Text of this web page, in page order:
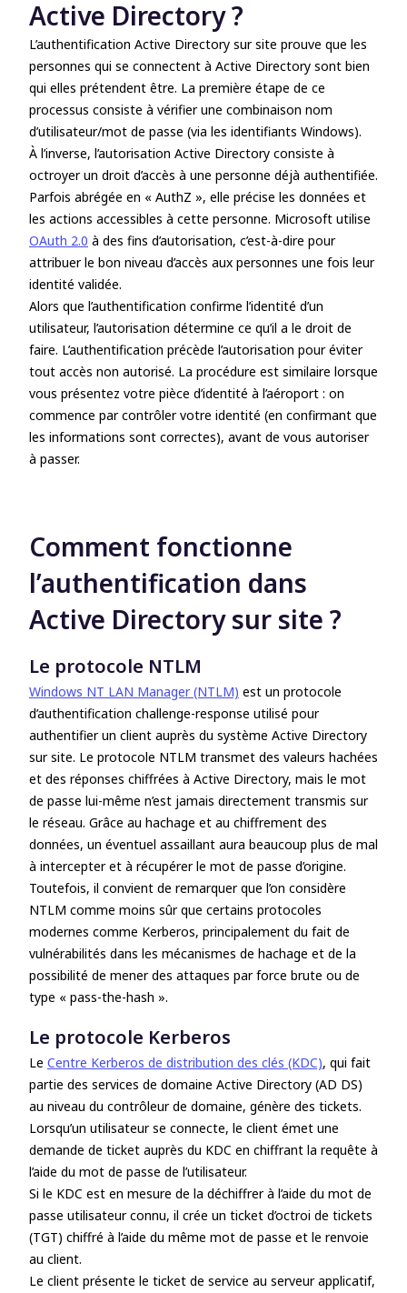
Active Directory ?
L’authentification Active Directory sur site prouve que les
personnes qui se connectent à Active Directory sont bien
qui elles prétendent être. La première étape de ce
processus consiste à vérifier une combinaison nom
d’utilisateur/mot de passe (via les identifiants Windows).
À l’inverse, l’autorisation Active Directory consiste à
octroyer un droit d’accès à une personne déjà authentifiée.
Parfois abrégée en « AuthZ », elle précise les données et
les actions accessibles à cette personne. Microsoft utilise
OAuth 2.0 à des fins d’autorisation, c’est-à-dire pour
attribuer le bon niveau d’accès aux personnes une fois leur
identité validée.
Alors que l’authentification confirme l’identité d’un
utilisateur, l’autorisation détermine ce qu’il a le droit de
faire. L’authentification précède l’autorisation pour éviter
tout accès non autorisé. La procédure est similaire lorsque
vous présentez votre pièce d’identité à l’aéroport : on
commence par contrôler votre identité (en confirmant que
les informations sont correctes), avant de vous autoriser
à passer.
Comment fonctionne
l’authentification dans
Active Directory sur site ?
Le protocole NTLM
Windows NT LAN Manager (NTLM) est un protocole
d’authentification challenge-response utilisé pour
authentifier un client auprès du système Active Directory
sur site. Le protocole NTLM transmet des valeurs hachées
et des réponses chiffrées à Active Directory, mais le mot
de passe lui-même n’est jamais directement transmis sur
le réseau. Grâce au hachage et au chiffrement des
données, un éventuel assaillant aura beaucoup plus de mal
à intercepter et à récupérer le mot de passe d’origine.
Toutefois, il convient de remarquer que l’on considère
NTLM comme moins sûr que certains protocoles
modernes comme Kerberos, principalement du fait de
vulnérabilités dans les mécanismes de hachage et de la
possibilité de mener des attaques par force brute ou de
type « pass-the-hash ».
Le protocole Kerberos
Le Centre Kerberos de distribution des clés (KDC), qui fait
partie des services de domaine Active Directory (AD DS)
au niveau du contrôleur de domaine, génère des tickets.
Lorsqu’un utilisateur se connecte, le client émet une
demande de ticket auprès du KDC en chiffrant la requête à
l’aide du mot de passe de l’utilisateur.
Si le KDC est en mesure de la déchiffrer à l’aide du mot de
passe utilisateur connu, il crée un ticket d’octroi de tickets
(TGT) chiffré à l’aide du même mot de passe et le renvoie
au client.
Le client présente le ticket de service au serveur applicatif,